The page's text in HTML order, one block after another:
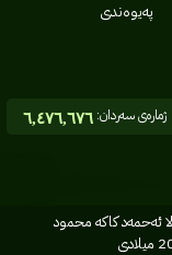
پەیوەندی
ژمارەی سەردان:٦,٤٧٦,٦٧٦
کاکه محمود